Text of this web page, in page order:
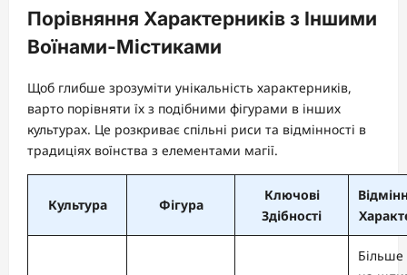
Порівняння Характерників з Іншими
Воїнами-Містиками
Щоб глибше зрозуміти унікальність характерників,
варто порівняти їх з подібними фігурами в інших
культурах. Це розкриває спільні риси та відмінності в
традиціях воїнства з елементами магії.
Культура Фігура
Ключові
Здібності
Більше